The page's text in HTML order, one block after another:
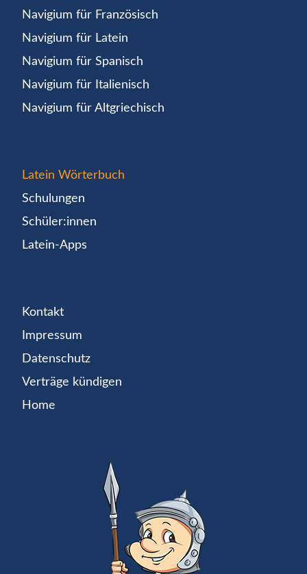
Navigium für Französisch
Navigium für Latein
Navigium für Spanisch
Navigium für Italienisch
Navigium für Altgriechisch
Latein Wörterbuch
Schulungen
Schüler:innen
Latein-Apps
Kontakt
Impressum
Datenschutz
Verträge kündigen
Home